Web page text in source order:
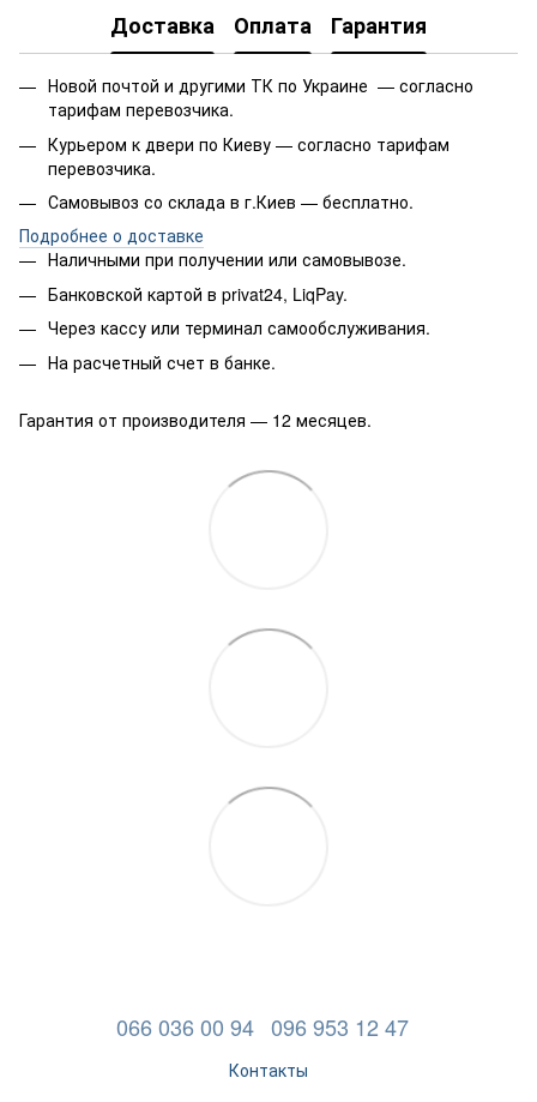
Доставка Оплата Гарантия
Новой почтой и другими ТК по Украине — согласно
тарифам перевозчика.
Курьером к двери по Киеву — согласно тарифам
перевозчика.
Самовывоз со склада в г.Киев — бесплатно.
Подробнее о доставке
Наличными при получении или самовывозе.
Банковской картой в privat24, LiqPay.
Через кассу или терминал самообслуживания.
На расчетный счет в банке.
Гарантия от производителя — 12 месяцев.
066 036 00 94 096 953 12 47
Контакты